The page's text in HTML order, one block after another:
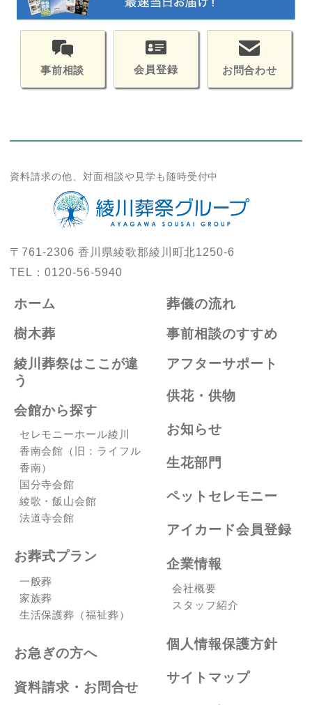
事前相談 会員登録 お問合わせ
資料請求の他、対面相談や見学も随時受付中
〒761-2306 香川県綾歌郡綾川町北1250-6
TEL：0120-56-5940
ホーム
樹木葬
綾川葬祭はここが違
う
会館から探す
セレモニーホール綾川
香南会館（旧：ライフル
香南）
国分寺会館
綾歌・飯山会館
法道寺会館
お葬式プラン
一般葬
家族葬
生活保護葬（福祉葬）
お急ぎの方へ
資料請求・お問合せ
葬儀の流れ
事前相談のすすめ
アフターサポート
供花・供物
お知らせ
生花部門
ペットセレモニー
アイカード会員登録
企業情報
会社概要
スタッフ紹介
個人情報保護方針
サイトマップ